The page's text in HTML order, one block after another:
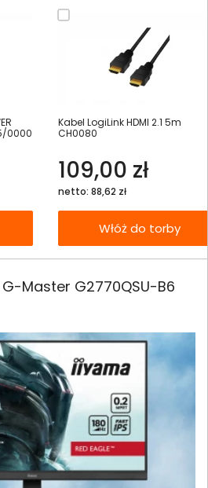
0000
Kabel LogiLink HDMI 2.1 5m
CH0080
109,00 zł
netto: 88,62 zł
Włóż do torby
Master G2770QSU-B6